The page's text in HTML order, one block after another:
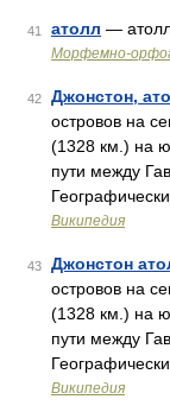
41 атолл —
Морфемно-
42 Джонстон,
островов на
(1328 км.) на
пути между
Википедия
43 Джонстон
островов на
(1328 км.) на
пути между
Википедия